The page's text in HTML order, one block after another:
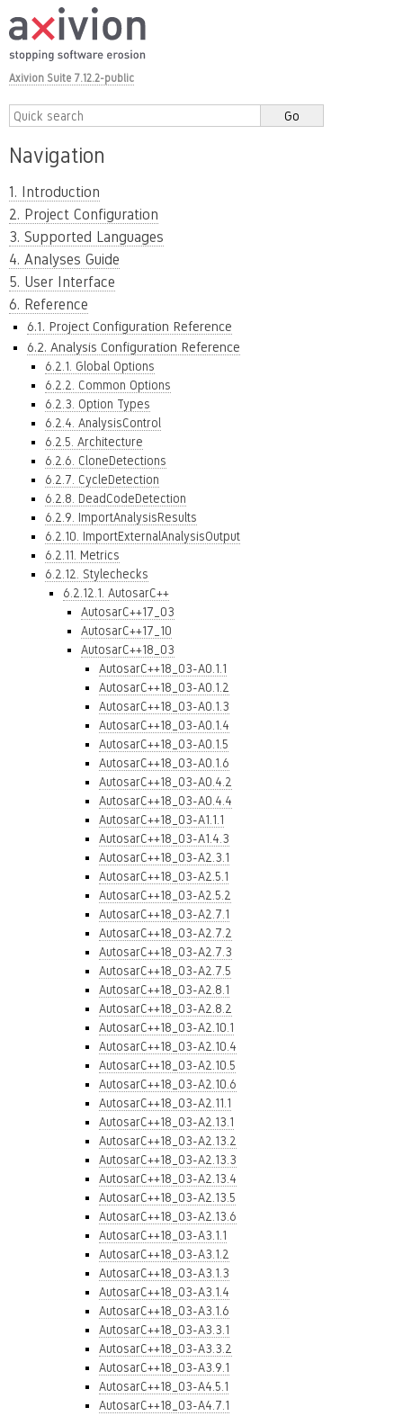
Axivion Suite 7.12.2-public
Navigation
1. Introduction
2. Project Configuration
3. Supported Languages
4. Analyses Guide
5. User Interface
6. Reference
6.1. Project Configuration Reference
6.2. Analysis Configuration Reference
6.2.1. Global Options
6.2.2. Common Options
6.2.3. Option Types
6.2.4. AnalysisControl
6.2.5. Architecture
6.2.6. CloneDetections
6.2.7. CycleDetection
6.2.8. DeadCodeDetection
6.2.9. ImportAnalysisResults
6.2.10. ImportExternalAnalysisOutput
6.2.11. Metrics
6.2.12. Stylechecks
6.2.12.1. AutosarC++
AutosarC++17_03
AutosarC++17_10
AutosarC++18_03
AutosarC++18_03-A0.1.1
AutosarC++18_03-A0.1.2
AutosarC++18_03-A0.1.3
AutosarC++18_03-A0.1.4
AutosarC++18_03-A0.1.5
AutosarC++18_03-A0.1.6
AutosarC++18_03-A0.4.2
AutosarC++18_03-A0.4.4
AutosarC++18_03-A1.1.1
AutosarC++18_03-A1.4.3
AutosarC++18_03-A2.3.1
AutosarC++18_03-A2.5.1
AutosarC++18_03-A2.5.2
AutosarC++18_03-A2.7.1
AutosarC++18_03-A2.7.2
AutosarC++18_03-A2.7.3
AutosarC++18_03-A2.7.5
AutosarC++18_03-A2.8.1
AutosarC++18_03-A2.8.2
AutosarC++18_03-A2.10.1
AutosarC++18_03-A2.10.4
AutosarC++18_03-A2.10.5
AutosarC++18_03-A2.10.6
AutosarC++18_03-A2.11.1
AutosarC++18_03-A2.13.1
AutosarC++18_03-A2.13.2
AutosarC++18_03-A2.13.3
AutosarC++18_03-A2.13.4
AutosarC++18_03-A2.13.5
AutosarC++18_03-A2.13.6
AutosarC++18_03-A3.1.1
AutosarC++18_03-A3.1.2
AutosarC++18_03-A3.1.3
AutosarC++18_03-A3.1.4
AutosarC++18_03-A3.1.6
AutosarC++18_03-A3.3.1
AutosarC++18_03-A3.3.2
AutosarC++18_03-A3.9.1
AutosarC++18_03-A4.5.1
AutosarC++18_03-A4.7.1